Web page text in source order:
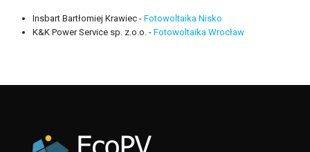
Insbart Bartłomiej Krawiec - Fotowoltaika Nisko
K&K Power Service sp. z.o.o. - Fotowoltaika Wrocław